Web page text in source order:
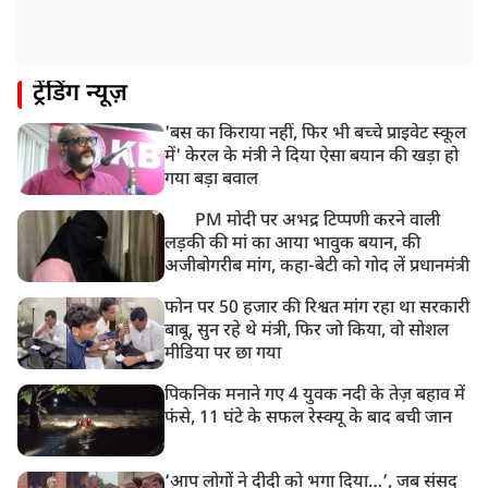
PM मोदी आज IIT दिल्ली के दीक्षांत समारोह में शामिल होंगे
ट्रेंडिंग न्यूज़
'बस का किराया नहीं, फिर भी बच्चे प्राइवेट स्कूल
में' केरल के मंत्री ने दिया ऐसा बयान की खड़ा हो
गया बड़ा बवाल
PM मोदी पर अभद्र टिप्पणी करने वाली
लड़की की मां का आया भावुक बयान, की
अजीबोगरीब मांग, कहा-बेटी को गोद लें प्रधानमंत्री
फोन पर 50 हजार की रिश्वत मांग रहा था सरकारी
बाबू, सुन रहे थे मंत्री, फिर जो किया, वो सोशल
मीडिया पर छा गया
पिकनिक मनाने गए 4 युवक नदी के तेज़ बहाव में
फंसे, 11 घंटे के सफल रेस्क्यू के बाद बची जान
‘आप लोगों ने दीदी को भगा दिया…’, जब संसद